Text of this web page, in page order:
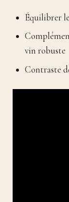
Équilibrer
vin robuste
Contraste